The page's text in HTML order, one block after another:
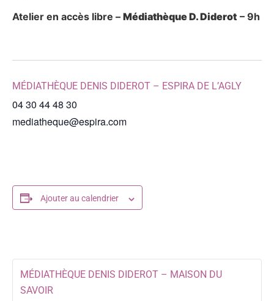
Atelier en accès libre – Médiathèque D. Diderot – 9h
MÉDIATHÈQUE DENIS DIDEROT – ESPIRA DE L’AGLY
04 30 44 48 30
mediatheque@espira.com
Ajouter au calendrier
MÉDIATHÈQUE DENIS DIDEROT – MAISON DU
SAVOIR